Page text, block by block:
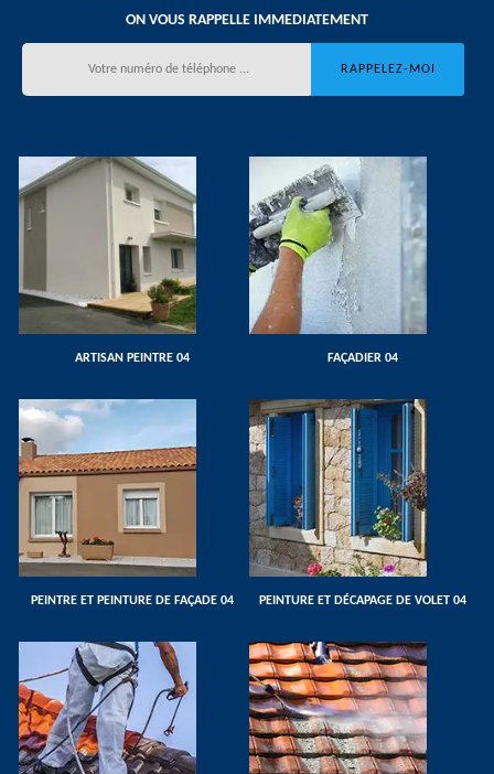
ON VOUS RAPPELLE IMMEDIATEMENT
ARTISAN PEINTRE 04 FAÇADIER 04
PEINTRE ET PEINTURE DE FAÇADE 04 PEINTURE ET DÉCAPAGE DE VOLET 04